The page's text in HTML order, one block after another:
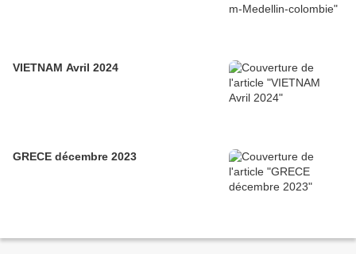
VIETNAM Avril 2024
GRECE décembre 2023